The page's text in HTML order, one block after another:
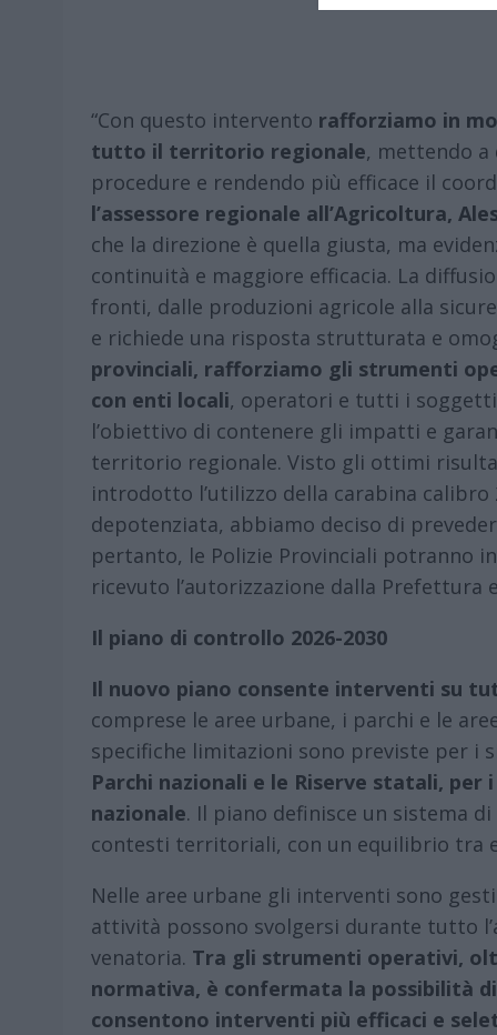
“Con questo intervento rafforziamo in
tutto il territorio regionale, mettendo a
procedure e rendendo più efficace il
l’assessore regionale all’Agricoltura,
che la direzione è quella giusta, ma
continuità e maggiore efficacia. La
fronti, dalle produzioni agricole alla
e richiede una risposta strutturata e
provinciali, rafforziamo gli strumenti
con enti locali, operatori e tutti i
l’obiettivo di contenere gli impatti e
territorio regionale. Visto gli ottimi
introdotto l’utilizzo della carabina calibro
depotenziata, abbiamo deciso di
pertanto, le Polizie Provinciali potranno
ricevuto l’autorizzazione dalla Prefettura
Il piano di controllo 2026-2030
Il nuovo piano consente interventi su
comprese le aree urbane, i parchi e le
specifiche limitazioni sono previste per i
Parchi nazionali e le Riserve statali, per
nazionale. Il piano definisce un sistema
contesti territoriali, con un equilibrio tra
Nelle aree urbane gli interventi sono
attività possono svolgersi durante tutto
venatoria. Tra gli strumenti operativi,
normativa, è confermata la possibilità
consentono interventi più efficaci e